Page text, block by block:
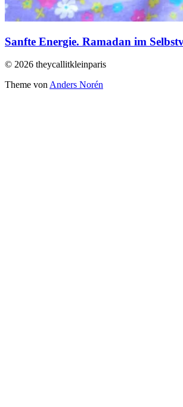
Sanfte Energie. Ramadan im
© 2026 theycallitkleinparis
Theme vonAnders Norén